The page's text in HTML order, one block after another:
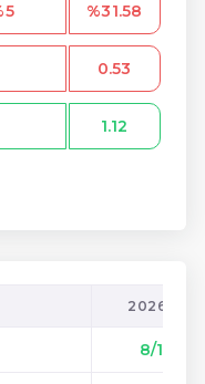
%31.58
0.53
1.12
2026/03
8/10